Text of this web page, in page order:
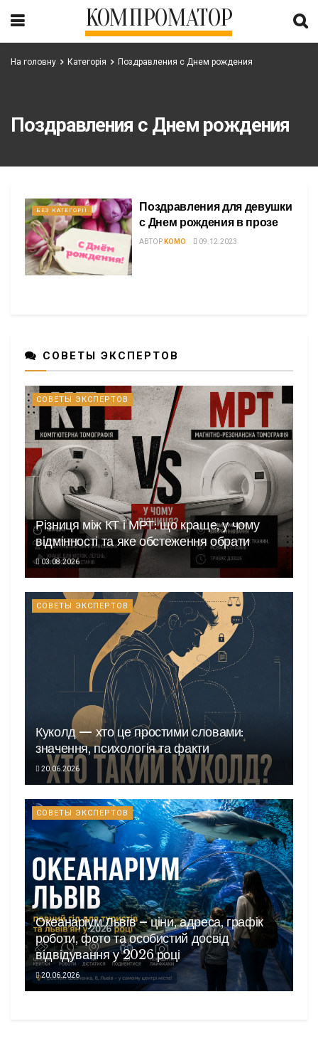
КОМПРОМАТОР
На головну Категорія Поздравления с Днем рождения
Поздравления с Днем рождения
БЕЗ КАТЕГОРІЇ
Поздравления для девушки
с Днем рождения в прозе
АВТОР KOMO 09.12.2023
СОВЕТЫ ЭКСПЕРТОВ
СОВЕТЫ ЭКСПЕРТОВ
Різниця між КТ і МРТ: що краще, у чому
відмінності та яке обстеження обрати
03.08.2026
СОВЕТЫ ЭКСПЕРТОВ
Куколд — хто це простими словами:
значення, психологія та факти
20.06.2026
СОВЕТЫ ЭКСПЕРТОВ
Океанаріум Львів – ціни, адреса, графік
роботи, фото та особистий досвід
відвідування у 2026 році
20.06.2026